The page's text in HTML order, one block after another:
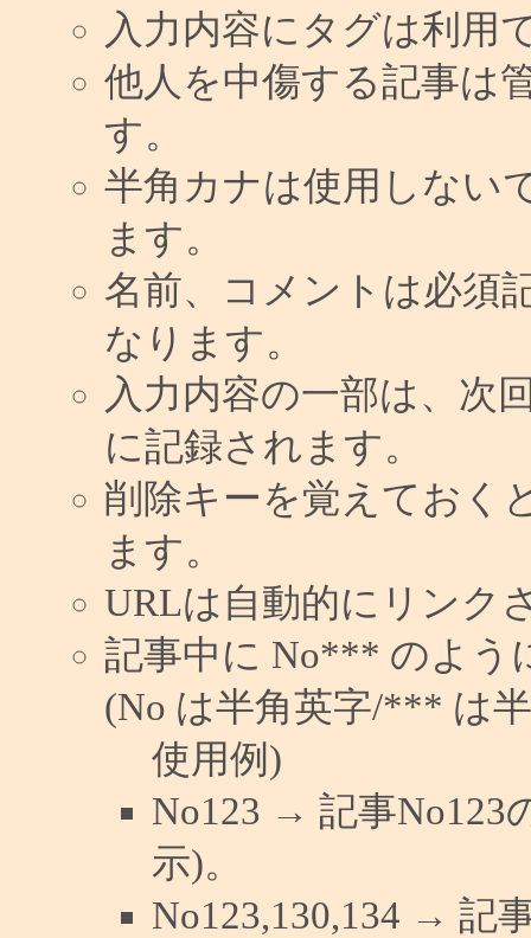
入力内容にタグは利用
他人を中傷する記事は
す。
半角カナは使用しない
ます。
名前、コメントは必須
なります。
入力内容の一部は、次
に記録されます。
削除キーを覚えておく
ます。
URLは自動的にリンク
記事中に No*** のよう
(No は半角英字/*** は
使用例)
No123 → 記事No123
示)。
No123,130,134 → 記